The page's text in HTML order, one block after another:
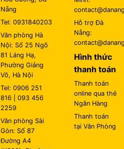
Nẵng
Tel: 0931840203
Văn phòng Hà
Nội: Số 25 Ngõ
81 Láng Hạ,
Phường Giảng
Võ, Hà Nội
Tel: 0906 251
816 | 093 456
2259
Văn phòng Sài
Gòn: Số 87
Đường A4
Hỗ trợ Đà
Nẵng:
Hình thức
thanh toán
Thanh toán
online qua thẻ
Ngân Hàng
Thanh toán
tại Văn Phòng